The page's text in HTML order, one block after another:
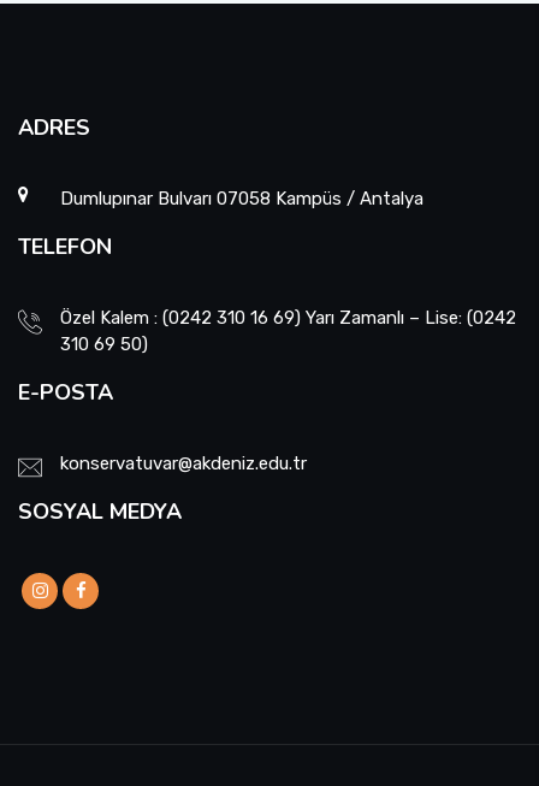
ADRES
Dumlupınar Bulvarı 07058 Kampüs / Antalya
TELEFON
Özel Kalem : (0242 310 16 69) Yarı Zamanlı – Lise: (0242
310 69 50)
E-POSTA
konservatuvar@akdeniz.edu.tr
SOSYAL MEDYA